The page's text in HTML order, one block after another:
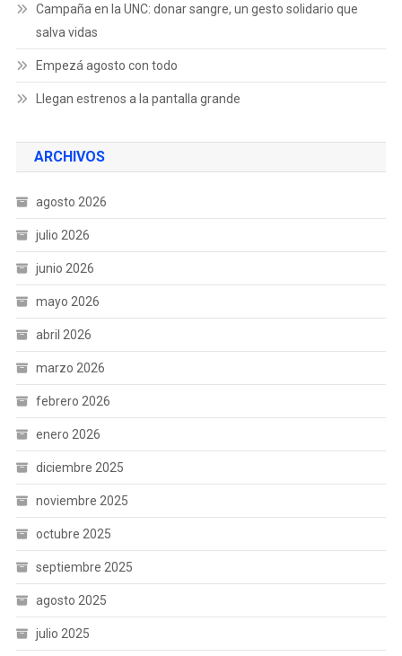
Campaña en la UNC: donar sangre, un gesto solidario que
salva vidas
Empezá agosto con todo
Llegan estrenos a la pantalla grande
ARCHIVOS
agosto 2026
julio 2026
junio 2026
mayo 2026
abril 2026
marzo 2026
febrero 2026
enero 2026
diciembre 2025
noviembre 2025
octubre 2025
septiembre 2025
agosto 2025
julio 2025